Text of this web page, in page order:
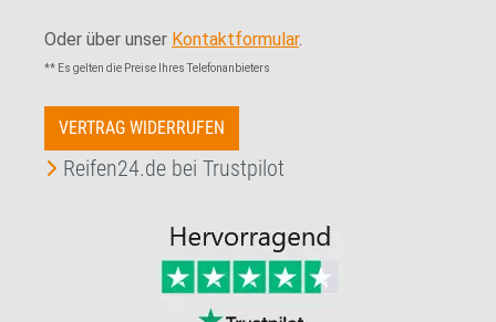
Oder über unser Kontaktformular.
** Es gelten die Preise Ihres Telefonanbieters
VERTRAG WIDERRUFEN
Reifen24.de bei Trustpilot